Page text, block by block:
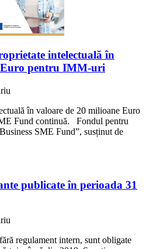
intelectuală în
Euro pentru IMM-uri
în valoare de 20 milioane Euro
Fund continuă. Fondul pentru
SME Fund”, susținut de
publicate în perioada 31
regulament intern, sunt obligate